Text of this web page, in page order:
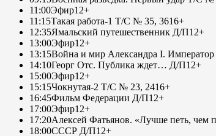
11:00Эфир12+
11:15Такая работа-1 Т/С № 35, 3616+
12:35Ямальский путешественник Д/П12+
13:00Эфир12+
13:15Война и мир Александра I.
14:10Георг Отс. Публика ждет… Д/П12+
15:00Эфир12+
15:15Чокнутая-2 Т/С № 23, 2416+
16:45Фильм Федерации Д/П12+
17:00Эфир12+
17:20Алексей Фатьянов. «Лучше петь, чем
18:00СССР Д/П12+